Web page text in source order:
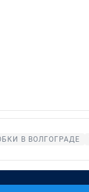
В ВОЛГОГРАДЕ